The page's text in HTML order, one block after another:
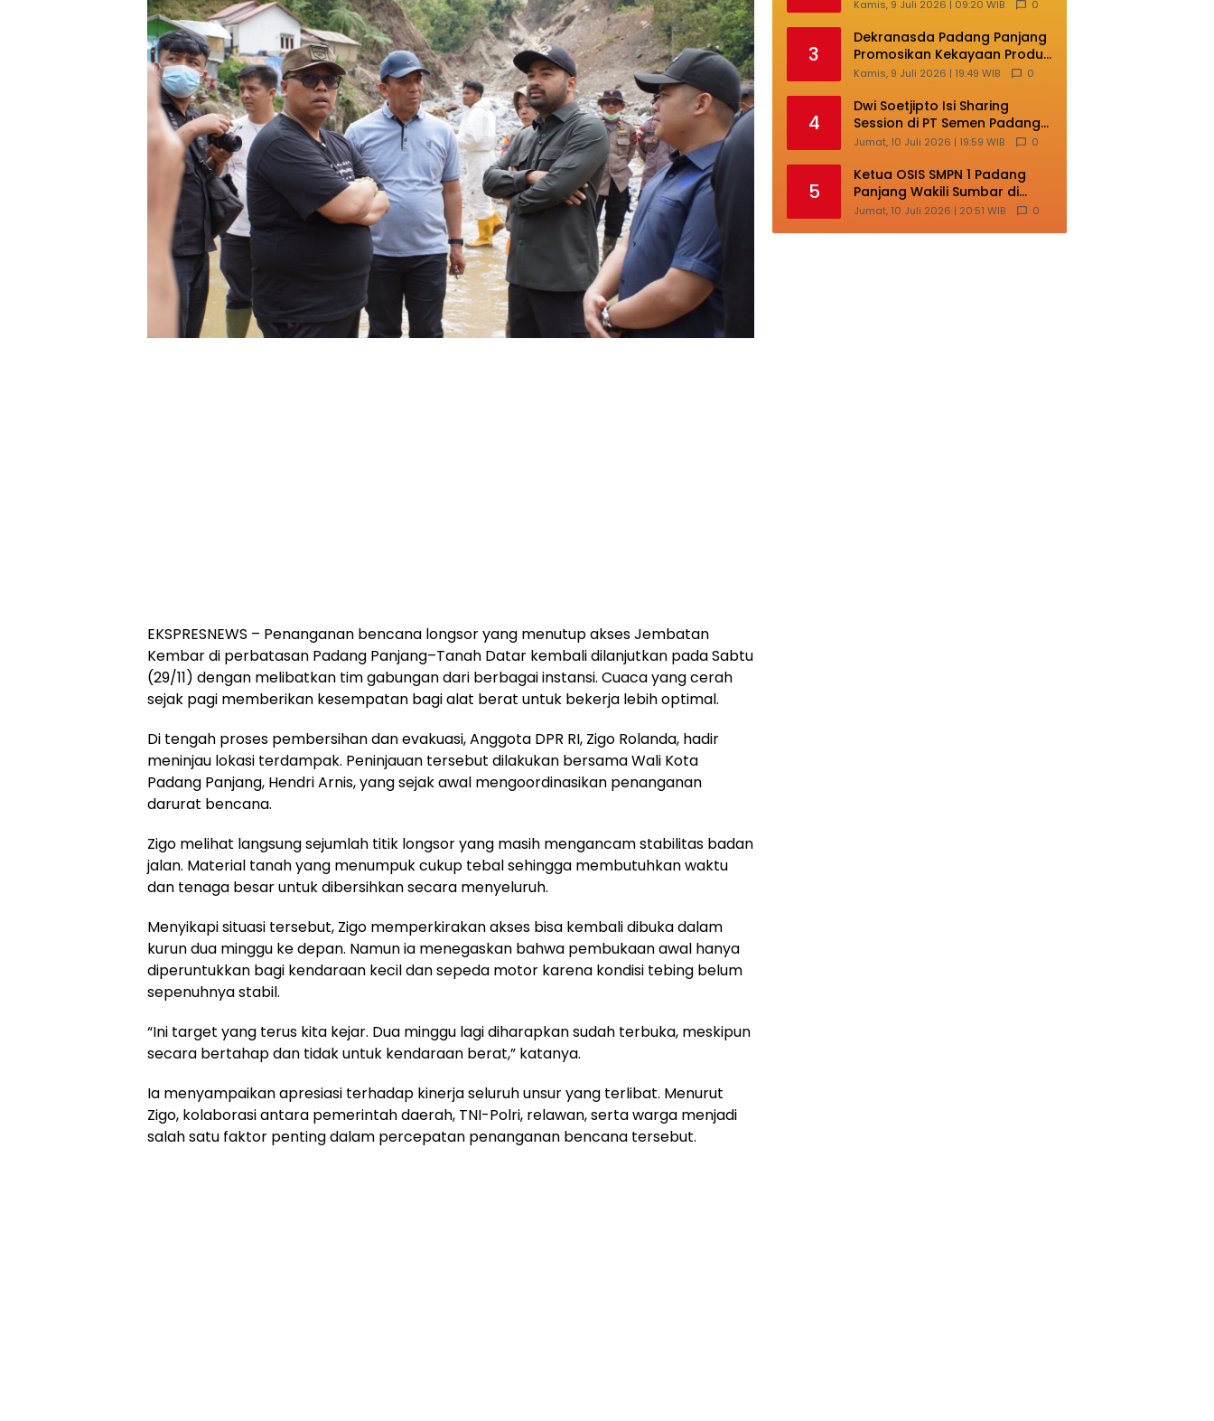
EKSPRESNEWS – Penanganan bencana longsor yang menutup akses Jembatan
Kembar di perbatasan Padang Panjang–Tanah Datar kembali dilanjutkan pada Sabtu
(29/11) dengan melibatkan tim gabungan dari berbagai instansi. Cuaca yang cerah
sejak pagi memberikan kesempatan bagi alat berat untuk bekerja lebih optimal.
Di tengah proses pembersihan dan evakuasi, Anggota DPR RI, Zigo Rolanda, hadir
meninjau lokasi terdampak. Peninjauan tersebut dilakukan bersama Wali Kota
Padang Panjang, Hendri Arnis, yang sejak awal mengoordinasikan penanganan
darurat bencana.
Zigo melihat langsung sejumlah titik longsor yang masih mengancam stabilitas badan
jalan. Material tanah yang menumpuk cukup tebal sehingga membutuhkan waktu
dan tenaga besar untuk dibersihkan secara menyeluruh.
Menyikapi situasi tersebut, Zigo memperkirakan akses bisa kembali dibuka dalam
kurun dua minggu ke depan. Namun ia menegaskan bahwa pembukaan awal hanya
diperuntukkan bagi kendaraan kecil dan sepeda motor karena kondisi tebing belum
sepenuhnya stabil.
“Ini target yang terus kita kejar. Dua minggu lagi diharapkan sudah terbuka, meskipun
secara bertahap dan tidak untuk kendaraan berat,” katanya.
Ia menyampaikan apresiasi terhadap kinerja seluruh unsur yang terlibat. Menurut
Zigo, kolaborasi antara pemerintah daerah, TNI-Polri, relawan, serta warga menjadi
salah satu faktor penting dalam percepatan penanganan bencana tersebut.
Kehilangan Ruang
Berkembang
Kamis, 9 Juli 2026 | 09:20 WIB 0
3
Dekranasda Padang Panjang
Promosikan Kekayaan Produk
Lokal di Ajang Nasional
Kamis, 9 Juli 2026 | 19:49 WIB 0
4
Dwi Soetjipto Isi Sharing
Session di PT Semen Padang;
Perusahaan Dituntut Lakukan
Jumat, 10 Juli 2026 | 19:59 WIB 0
5
Ketua OSIS SMPN 1 Padang
Panjang Wakili Sumbar di
Ajang Nasional Bintang Sobat
Jumat, 10 Juli 2026 | 20:51 WIB 0